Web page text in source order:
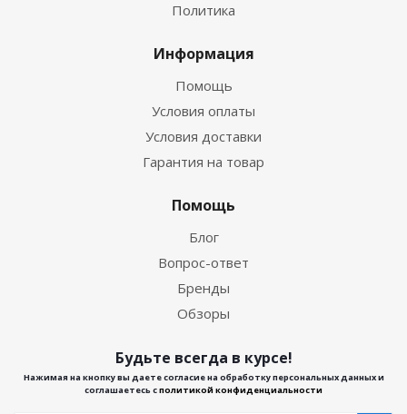
Политика
Информация
Помощь
Условия оплаты
Условия доставки
Гарантия на товар
Помощь
Блог
Вопрос-ответ
Бренды
Обзоры
Будьте всегда в курсе!
Нажимая на кнопку вы даете согласие на обработку персональных данных и
соглашаетесь сполитикой конфиденциальности